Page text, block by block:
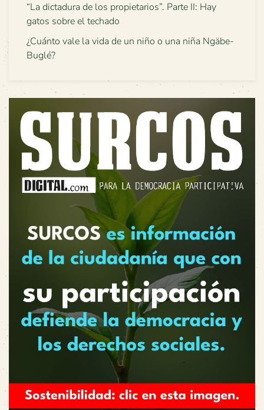
“La dictadura de los propietarios”. Parte II: Hay
gatos sobre el techado
¿Cuánto vale la vida de un niño o una niña Ngäbe-
Buglé?